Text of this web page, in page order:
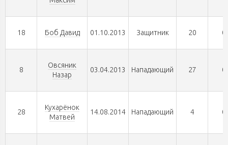
18 Боб Давид 01.10.2013 Защитник 20 0
8
Овсяник
Назар
03.04.2013 Нападающий 27 0
28
Кухарёнок
Матвей
14.08.2014 Нападающий 4 0